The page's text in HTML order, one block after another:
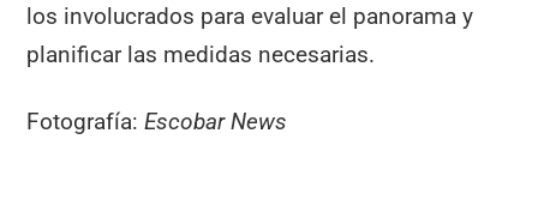
los involucrados para evaluar el panorama y
planificar las medidas necesarias.
Fotografía:Escobar News